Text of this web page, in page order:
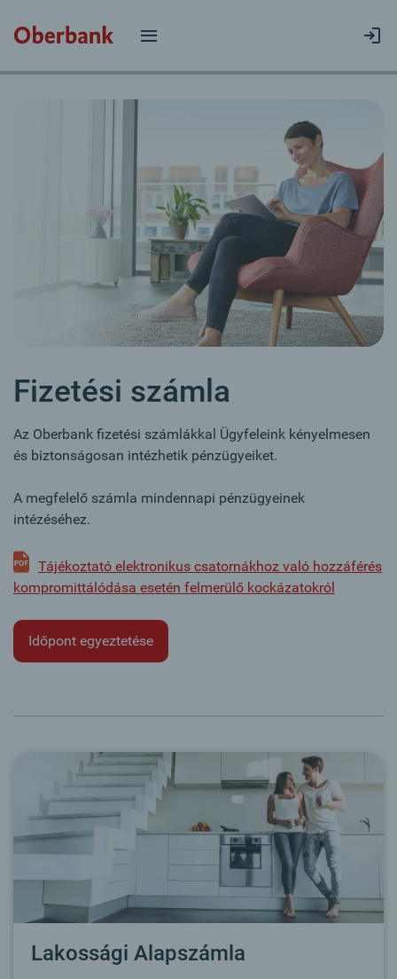
Fizetési számla
Az Oberbank fizetési számlákkal Ügyfeleink kényelmesen
és biztonságosan intézhetik pénzügyeiket.
A megfelelő számla mindennapi pénzügyeinek
intézéséhez.
Tájékoztató elektronikus csatornákhoz való hozzáférés
kompromittálódása esetén felmerülő kockázatokról
Időpont egyeztetése
Lakossági Alapszámla